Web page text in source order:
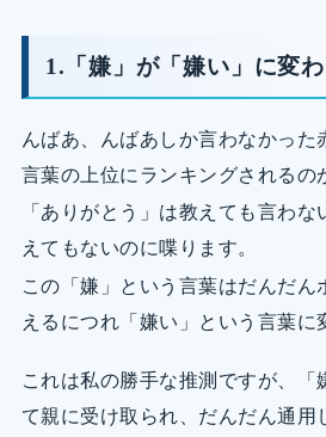
1.「嫌」が「嫌い」に変
んばあ、んばあしか言わなかった
言葉の上位にランキングされるの
「ありがとう」は教えても言わ
えてもないのに喋ります。
この「嫌」という言葉はだんだん
えるにつれ「嫌い」という言葉に
これは私の勝手な推測ですが、「
て親に受け取られ、だんだん通用